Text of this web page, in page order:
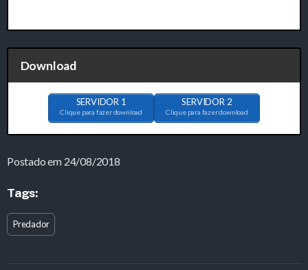
Download
SERVIDOR 1
Clique para fazer download
SERVIDOR 2
Clique para fazer download
Postado em 24/08/2018
Tags:
Predador